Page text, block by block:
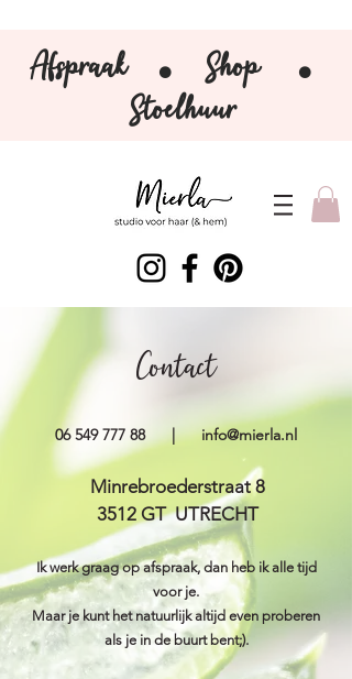
Afspraak ⚫️ Shop ⚫️
Stoelhuur
Contact
06 549 777 88|info@mierla.nl
Minrebroederstraat 8
3512 GT UTRECHT
Ik werk graag op afspraak, dan heb ik alle tijd
voor je.
Maar je kunt het natuurlijk altijd even proberen
als je in de buurt bent;).